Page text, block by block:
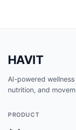
HAVIT
AI-powered
nutrition, and
PRODUCT